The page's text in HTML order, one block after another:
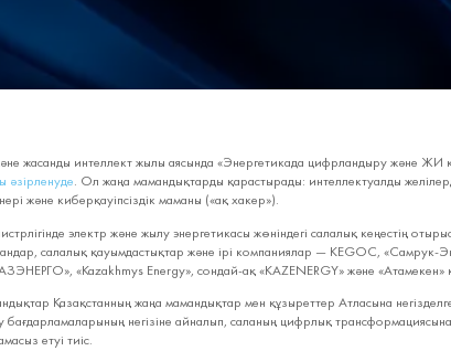
жасанды интеллект жылы аясында «Энергетикада цифрландыру және ЖИ
әзірленуде. Ол жаңа мамандықтарды қарастырады: интеллектуалды
және киберқауіпсіздік маманы («ақ хакер»).
электр және жылу энергетикасы жөніндегі салалық кеңестің
салалық қауымдастықтар және ірі компаниялар — KEGOC,
«Kazakhmys Energy», сондай‑ақ «KAZENERGY» және «Атамекен»
Қазақстанның жаңа мамандықтар мен құзыреттер Атласына
бағдарламаларының негізіне айналып, саланың цифрлық
етуі тиіс.